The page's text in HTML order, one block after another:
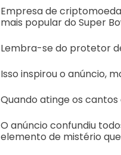
Empresa de
mais popular do Super
Lembra-se do protetor
Isso inspirou o anúncio,
Quando atinge os
O anúncio confundiu
elemento de mistério